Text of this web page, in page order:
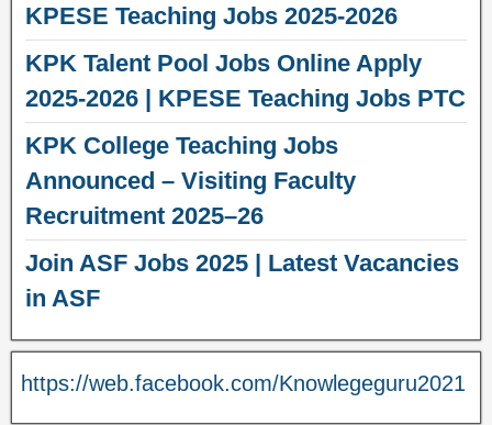
KPESE Teaching Jobs 2025-2026
KPK Talent Pool Jobs Online Apply
2025-2026 | KPESE Teaching Jobs PTC
KPK College Teaching Jobs
Announced – Visiting Faculty
Recruitment 2025–26
Join ASF Jobs 2025 | Latest Vacancies
in ASF
https://web.facebook.com/Knowlegeguru2021